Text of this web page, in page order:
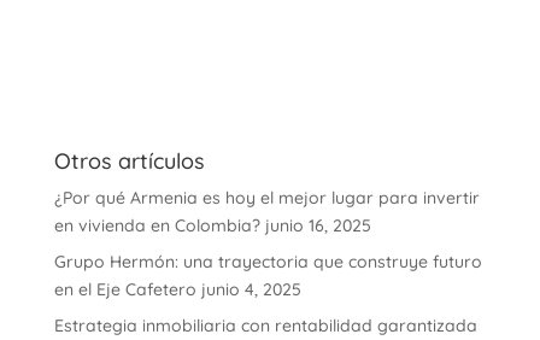
Otros artículos
¿Por qué Armenia es hoy el mejor lugar para invertir
en vivienda en Colombia? junio 16, 2025
Grupo Hermón: una trayectoria que construye futuro
en el Eje Cafetero junio 4, 2025
Estrategia inmobiliaria con rentabilidad garantizada